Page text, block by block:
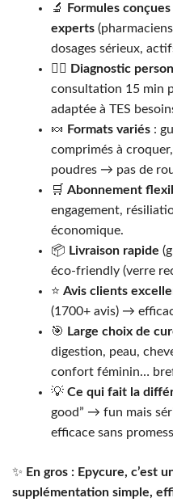
🔬
Formules
experts
dosages sérieux,
Diagnostic
consultation 15 min
adaptée à TES
🍬 Formats variés :
comprimés à
poudres → pas de
🛒 Abonnement
engagement,
économique.
📦 Livraison rapide
éco-friendly (verre
⭐ Avis clients
(1700+ avis) →
🎯 Large choix de
digestion, peau,
confort féminin…
💡 Ce qui fait la
good” → fun mais
efficace sans
✨ En gros : Epycure, c’est
supplémentation simple,